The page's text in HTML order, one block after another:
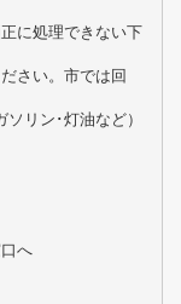
に処理できない下
さい。市では回
リン･灯油など）
へ